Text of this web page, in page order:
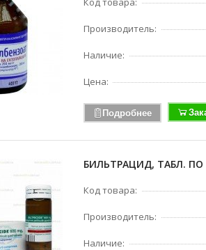
Производитель:
Наличие:
Цена:
Подробнее
БИЛЬТРАЦИД, ТАБЛ. ПО
Код товара:
Производитель:
Наличие: